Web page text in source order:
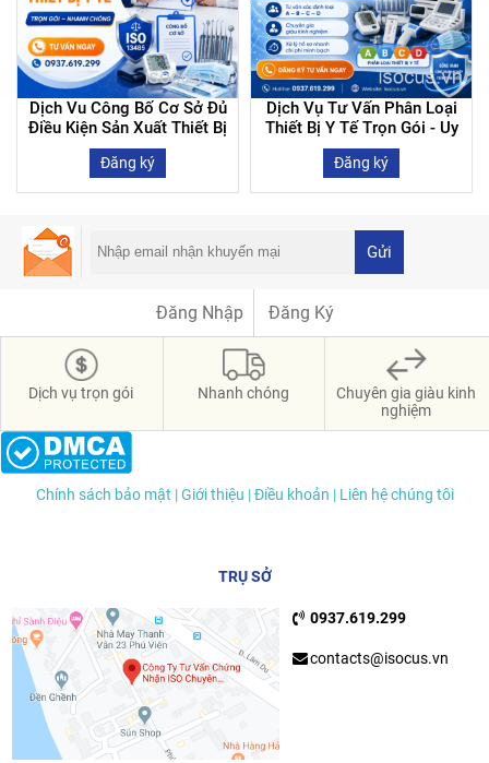
Dịch Vu Công Bố Cơ Sở Đủ
Điều Kiện Sản Xuất Thiết Bị
Y Tế | Nhanh Chóng - Uy Tín
- Giá Tốt
Đăng ký
Dịch Vụ Tư Vấn Phân Loại
Thiết Bị Y Tế Trọn Gói - Uy
Tín - Giá Tốt - Nhanh Chóng
Đăng ký
Gửi
Đăng Nhập Đăng Ký
Dịch vụ trọn gói Nhanh chóng
Chuyên gia giàu kinh
nghiệm
Chính sách bảo mật | Giới thiệu | Điều khoản | Liên hệ chúng tôi
TRỤ SỞ
0937.619.299
contacts@isocus.vn